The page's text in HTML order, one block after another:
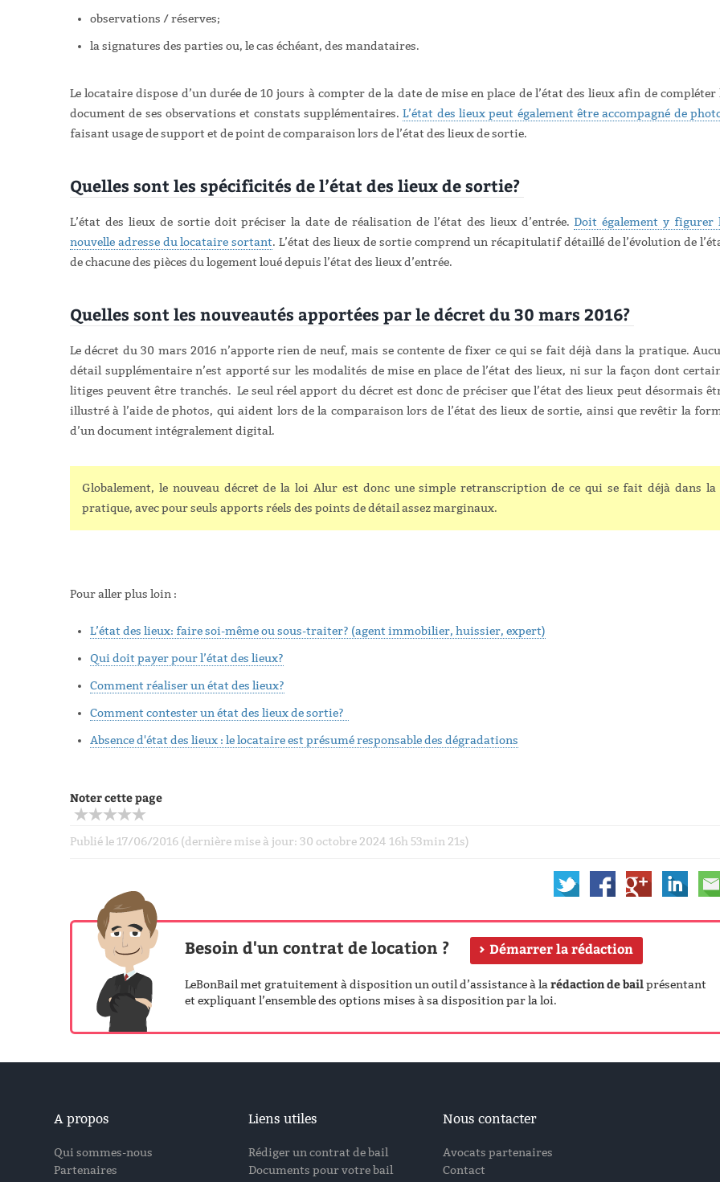
observations / réserves;
la signatures des parties ou, le cas échéant, des mandataires.
Le locataire dispose d’un durée de 10 jours à compter de la date de mise en place de l’état des lieux afin de compléter
document de ses observations et constats supplémentaires.L’état des lieux peut également être accompagné de
faisant usage de support et de point de comparaison lors de l’état des lieux de sortie.
Quelles sont les spécificités de l’état des lieux de sortie?
L’état des lieux de sortie doit préciser la date de réalisation de l’état des lieux d’entrée. Doit également y figurer
nouvelle adresse du locataire sortant. L’état des lieux de sortie comprend un récapitulatif détaillé de l’évolution de
de chacune des pièces du logement loué depuis l’état des lieux d’entrée.
Quelles sont les nouveautés apportées par le décret du 30 mars 2016?
Le décret du 30 mars 2016 n’apporte rien de neuf, mais se contente de fixer ce qui se fait déjà dans la pratique.
détail supplémentaire n’est apporté sur les modalités de mise en place de l’état des lieux, ni sur la façon dont
litiges peuvent être tranchés. Le seul réel apport du décret est donc de préciser que l’état des lieux peut désormais
illustré à l’aide de photos, qui aident lors de la comparaison lors de l’état des lieux de sortie, ainsi que revêtir la
d’un document intégralement digital.
Globalement, le nouveau décret de la loi Alur est donc une simple retranscription de ce qui se fait déjà dans la
pratique, avec pour seuls apports réels des points de détail assez marginaux.
Pour aller plus loin :
L’état des lieux: faire soi-même ou sous-traiter? (agent immobilier, huissier, expert)
Qui doit payer pour l’état des lieux?
Comment réaliser un état des lieux?
Comment contester un état des lieux de sortie?
Absence d'état des lieux : le locataire est présumé responsable des dégradations
Noter cette page
Publié le 17/06/2016 (dernière mise à jour: 30 octobre 2024 16h 53min 21s)
Besoin d'un contrat de location ? Démarrer la rédaction
LeBonBail met gratuitement à disposition un outil d’assistance à larédaction de bailprésentant
et expliquant l’ensemble des options mises à sa disposition par la loi.
A propos
Qui sommes-nous
Partenaires
Liens utiles
Rédiger un contrat de bail
Documents pour votre bail
Nous contacter
Avocats partenaires
Contact